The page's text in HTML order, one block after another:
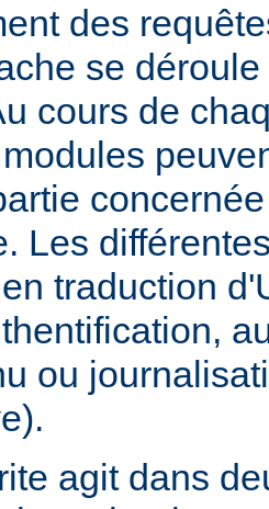
des
se
cours de
Les
traduction
ou
agit dans